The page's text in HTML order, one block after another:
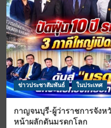
ข่าวประชาสัมพันธ์ ในประเทศ
กาญจนบุรี-ผู้ว่าราชการจังห
หน้าผลักดันมรดกโลก